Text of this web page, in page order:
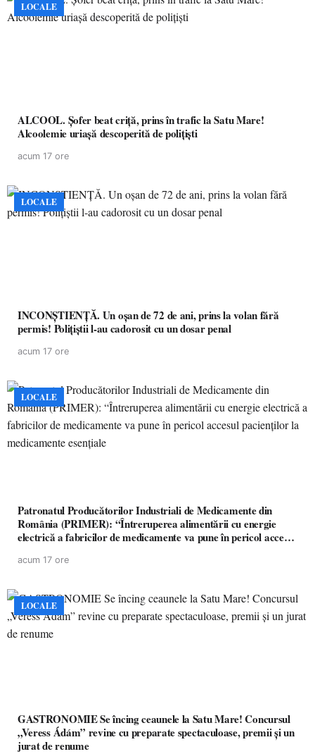
LOCALE
ALCOOL. Șofer beat criță, prins în trafic la Satu Mare!
Alcoolemie uriașă descoperită de polițiști
acum 17 ore
LOCALE
INCONȘTIENȚĂ. Un oșan de 72 de ani, prins la volan fără
permis! Polițiștii l-au cadorosit cu un dosar penal
acum 17 ore
LOCALE
Patronatul Producătorilor Industriali de Medicamente din
România (PRIMER): “Întreruperea alimentării cu energie
electrică a fabricilor de medicamente va pune în pericol accesul
acum 17 ore
LOCALE
GASTRONOMIE Se încing ceaunele la Satu Mare! Concursul
„Veress Ádám” revine cu preparate spectaculoase, premii și un
jurat de renume